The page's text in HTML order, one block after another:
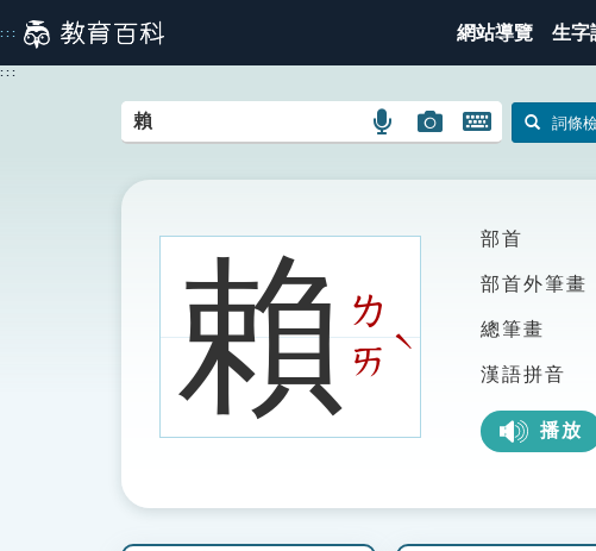
到
主
::: 網站導覽 生字
:::
語
搜
圖
圖
搜
開
鍵
圖
詞條
賴ㄌ
ㄞ
ˋ
部首
部首外筆畫
總筆畫
漢語拼音
播放